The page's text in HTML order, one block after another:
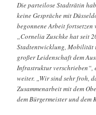
Die parteilose Stadträtin
keine Gespräche mit
begonnene Arbeit fortsetzen
„Cornelia Zuschke hat seit
Stadtentwicklung, Mobilität
großer Leidenschaft dem
Infrastruktur verschrieben“,
weiter. „Wir sind sehr froh,
Zusammenarbeit mit dem
dem Bürgermeister und dem